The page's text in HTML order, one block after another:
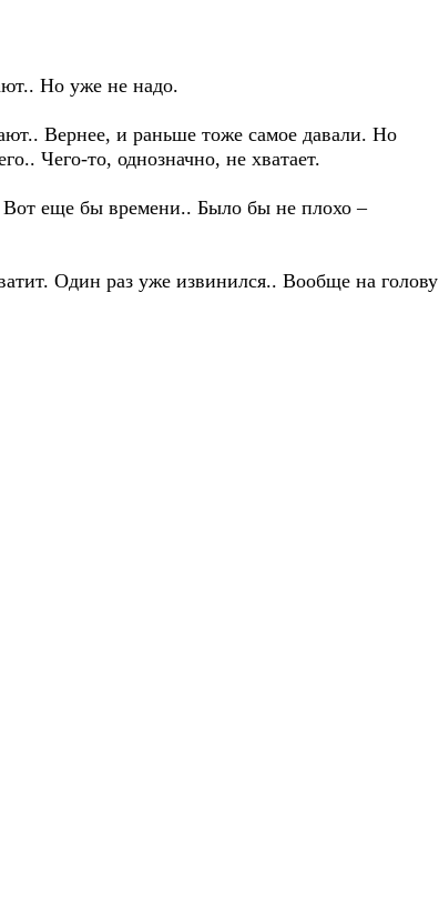
Но уже не надо.
Вернее, и раньше тоже самое давали. Но
Чего-то, однозначно, не хватает.
Вот еще бы времени.. Было бы не плохо –
Один раз уже извинился.. Вообще на голову